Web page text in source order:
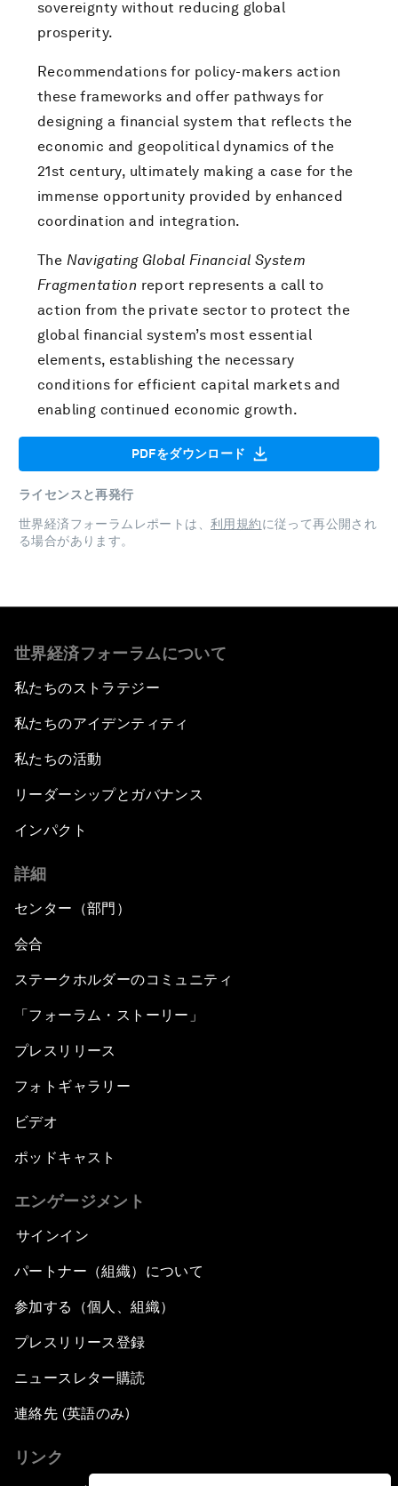
sovereignty without reducing global
prosperity.
Recommendations for policy-makers action
these frameworks and offer pathways for
designing a financial system that reflects the
economic and geopolitical dynamics of the
21st century, ultimately making a case for the
immense opportunity provided by enhanced
coordination and integration.
The Navigating Global Financial System
Fragmentation report represents a call to
action from the private sector to protect the
global financial system’s most essential
elements, establishing the necessary
conditions for efficient capital markets and
enabling continued economic growth.
PDFをダウンロード
ライセンスと再発行
世界経済フォーラムレポートは、 利用規約に従って再公開され
る場合があります。
世界経済フォーラムについて
私たちのストラテジー
私たちのアイデンティティ
私たちの活動
リーダーシップとガバナンス
インパクト
詳細
センター（部門）
会合
ステークホルダーのコミュニティ
「フォーラム・ストーリー」
プレスリリース
フォトギャラリー
ビデオ
ポッドキャスト
エンゲージメント
サインイン
パートナー（組織）について
参加する（個人、組織）
プレスリリース登録
ニュースレター購読
連絡先 (英語のみ)
リンク